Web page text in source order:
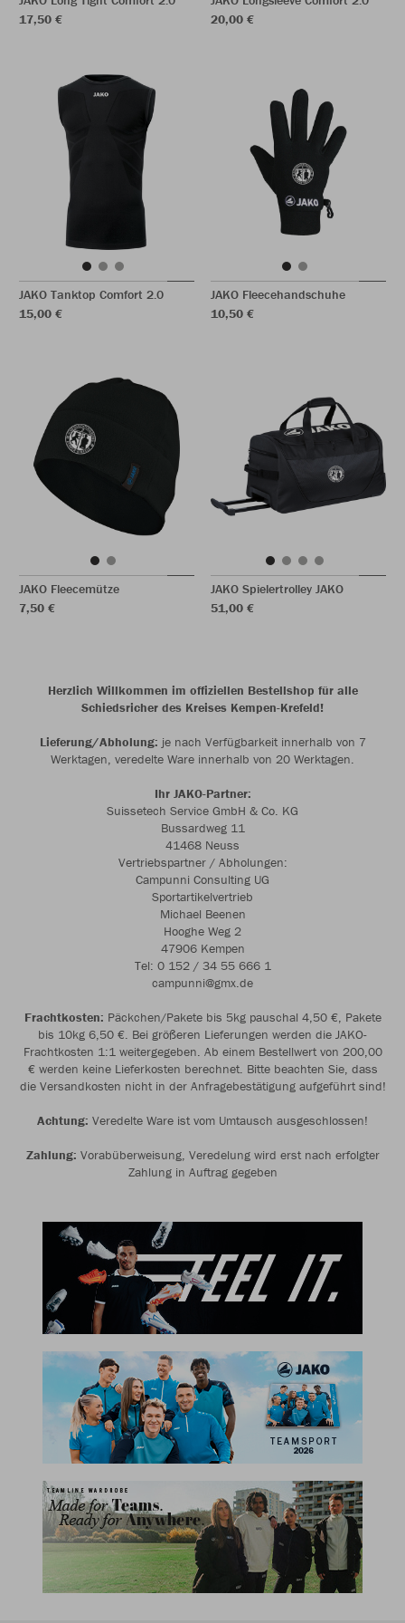
17,50 €
20,00 €
JAKO Tanktop Comfort 2.0
15,00 €
JAKO Fleecehandschuhe
10,50 €
JAKO Fleecemütze
7,50 €
JAKO Spielertrolley JAKO
51,00 €
Herzlich Willkommen im offiziellen Bestellshop für alle
Schiedsricher des Kreises Kempen-Krefeld!
Lieferung/Abholung: je nach Verfügbarkeit innerhalb von 7
Werktagen, veredelte Ware innerhalb von 20 Werktagen.
Ihr JAKO-Partner:
Suissetech Service GmbH & Co. KG
Bussardweg 11
41468 Neuss
Vertriebspartner / Abholungen:
Campunni Consulting UG
Sportartikelvertrieb
Michael Beenen
Hooghe Weg 2
47906 Kempen
Tel: 0 152 / 34 55 666 1
campunni@gmx.de
Frachtkosten: Päckchen/Pakete bis 5kg pauschal 4,50 €, Pakete
bis 10kg 6,50 €. Bei größeren Lieferungen werden die JAKO-
Frachtkosten 1:1 weitergegeben. Ab einem Bestellwert von 200,00
€ werden keine Lieferkosten berechnet. Bitte beachten Sie, dass
die Versandkosten nicht in der Anfragebestätigung aufgeführt sind!
Achtung: Veredelte Ware ist vom Umtausch ausgeschlossen!
Zahlung: Vorabüberweisung, Veredelung wird erst nach erfolgter
Zahlung in Auftrag gegeben